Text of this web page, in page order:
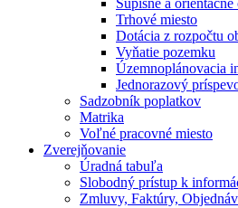
Súpisné a orientačné
Trhové miesto
Dotácia z rozpočtu
Vyňatie pozemku
Územnoplánovacia
Jednorazový
Sadzobník poplatkov
Matrika
Voľné pracovné miesto
Zverejňovanie
Úradná tabuľa
Slobodný prístup k
Zmluvy, Faktúry,